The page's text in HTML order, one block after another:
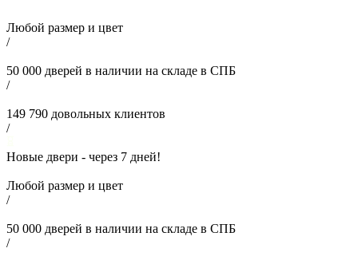
Любой размер и цвет
/
50 000 дверей в наличии на складе в СПБ
/
149 790 довольных клиентов
/
Новые двери - через 7 дней!
Любой размер и цвет
/
50 000 дверей в наличии на складе в СПБ
/